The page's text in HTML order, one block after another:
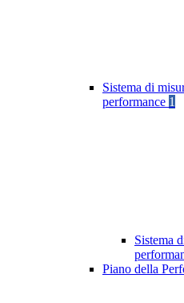
Sistema di
performance 1
Sistema
Piano della